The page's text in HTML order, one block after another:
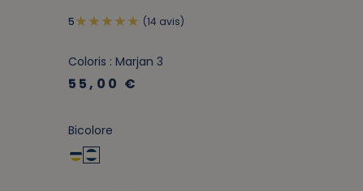
5 (14 avis)
Coloris : Marjan 3
55,00 €
Bicolore